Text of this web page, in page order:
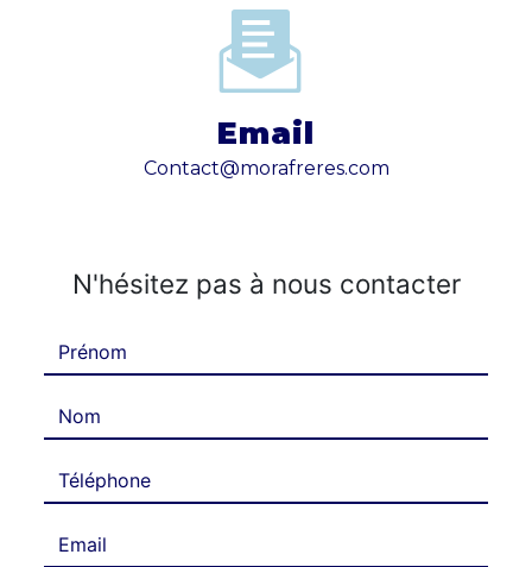
Email
contact@morafreres.com
N'hésitez pas à nous contacter